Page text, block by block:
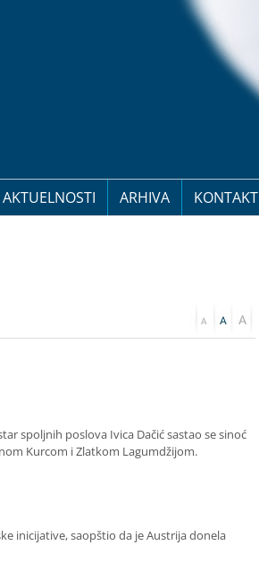
AKTUELNOSTI ARHIVA KONTAKT
spoljnih poslova Ivica Dačić sastao se sinoć
Kurcom i Zlatkom Lagumdžijom.
inicijative, saopštio da je Austrija donela